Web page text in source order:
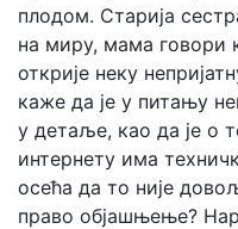
плодом. Старија
на миру, мама говори
открије неку
каже да је у питању
у детаље, као да је о
интернету има
осећа да то није
право објашњење?